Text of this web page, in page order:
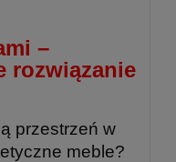
–
rozwiązanie
przestrzeń w
meble?